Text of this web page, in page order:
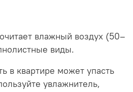
влажный воздух (50–
виды.
в квартире может упасть
увлажнитель,